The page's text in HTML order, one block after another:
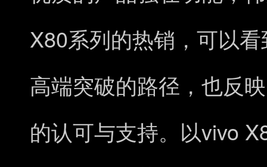
X80系列的热销，可以看
高端突破的路径，也反
的认可与支持。以vivo